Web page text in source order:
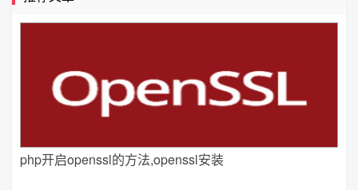
php开启openssl的方法,openssl安装